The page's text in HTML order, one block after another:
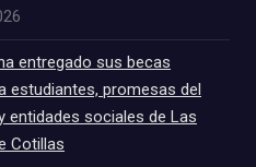
entregado sus becas
estudiantes, promesas del
entidades sociales de Las
Cotillas